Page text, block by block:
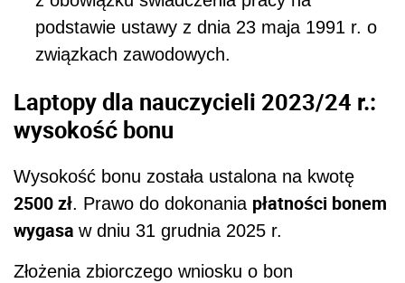
Złożenia zbiorczego wniosku o bon
obejmującego wszystkich uprawnionych i
będzie dokonywał organ prowadzący szkołę z
wykorzystaniem systemu teleinformatycznego,
właściwy do spraw informatyzacji. Otrzymany
bon nauczyciel będzie mógł zrealizować w
punkcie sprzedaży laptopów lub laptopów
przeglądarkowych wskazanym na liście